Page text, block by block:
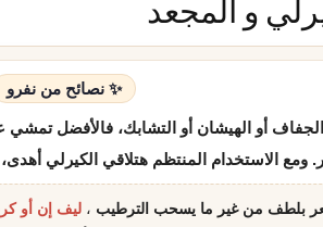
و المجعد
✨ نصائح من نفرو
أو الهيشان أو التشابك، فالأفضل
ومع الاستخدام المنتظم هتلاقي الكيرلي
بلطف من غير ما يسحب الترطيب ليف إن أو